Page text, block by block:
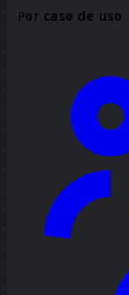
Por caso de uso